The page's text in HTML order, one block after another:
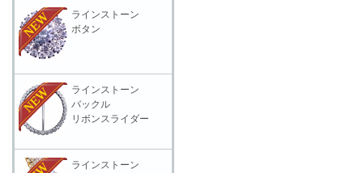
ラインストーン
ボタン
ラインストーン
バックル
リボンスライダー
ラインストーン